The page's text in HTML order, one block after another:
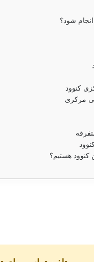
شود؟
کنوود
مرکزی
کنوود هستیم؟